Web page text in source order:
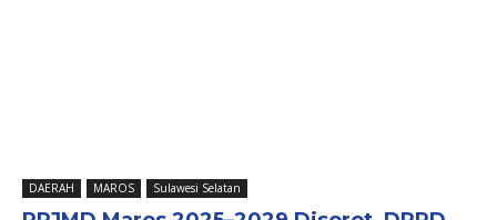
DAERAH MAROS Sulawesi Selatan